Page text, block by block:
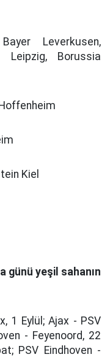
Bayer Leverkusen,
Leipzig, Borussia
Kiel
günü yeşil sahanın
1 Eylül; Ajax - PSV
- Feyenoord, 22
PSV Eindhoven -